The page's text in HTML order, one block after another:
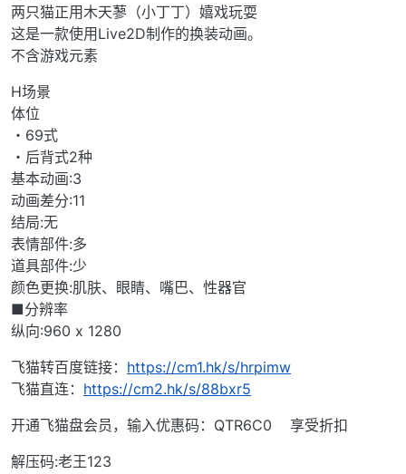
两只猫正用木天蓼（小丁丁）嬉戏玩耍
这是一款使用Live2D制作的换装动画。
不含游戏元素
H场景
体位
・69式
・后背式2种
基本动画:3
动画差分:11
结局:无
表情部件:多
道具部件:少
颜色更换:肌肤、眼睛、嘴巴、性器官
■分辨率
纵向:960 x 1280
飞猫转百度链接： https://cm1.hk/s/hrpimw
飞猫直连： https://cm2.hk/s/88bxr5
开通飞猫盘会员，输入优惠码：QTR6C0 享受折扣
解压码:老王123